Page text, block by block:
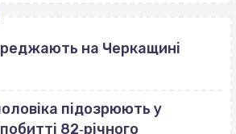
на Черкащині
підозрюють у
82‐річного